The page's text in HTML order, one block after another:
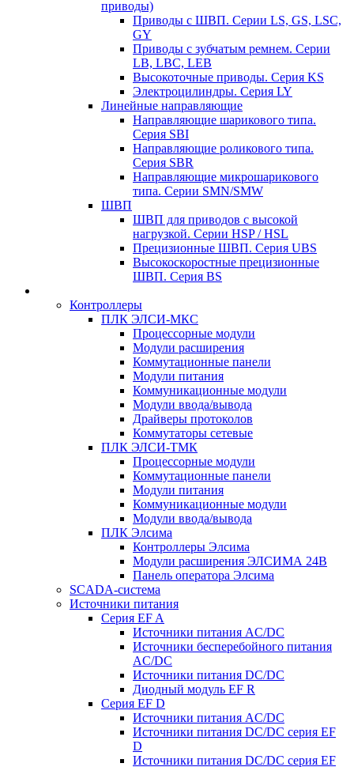
приводы)
Приводы с ШВП. Серии LS, GS, LSC,
GY
Приводы с зубчатым ремнем. Серии
LB, LBC, LEB
Высокоточные приводы. Серия KS
Электроцилиндры. Серия LY
Линейные направляющие
Направляющие шарикового типа.
Серия SBI
Направляющие роликового типа.
Серия SBR
Направляющие микрошарикового
типа. Серии SMN/SMW
ШВП
ШВП для приводов с высокой
нагрузкой. Серии HSP / HSL
Прецизионные ШВП. Серия UBS
Высокоскоростные прецизионные
ШВП. Серия BS
Контроллеры
ПЛК ЭЛСИ-МКС
Процессорные модули
Модули расширения
Коммутационные панели
Модули питания
Коммуникационные модули
Модули ввода/вывода
Драйверы протоколов
Коммутаторы сетевые
ПЛК ЭЛСИ-ТМК
Процессорные модули
Коммутационные панели
Модули питания
Коммуникационные модули
Модули ввода/вывода
ПЛК Элсима
Контроллеры Элсима
Модули расширения ЭЛСИМА 24В
Панель оператора Элсима
SCADA-система
Источники питания
Серия EF A
Источники питания AC/DC
Источники бесперебойного питания
AC/DC
Источники питания DC/DC
Диодный модуль EF R
Серия EF D
Источники питания AC/DC
Источники питания DC/DC серия EF
D
Источники питания DC/DC серия EF